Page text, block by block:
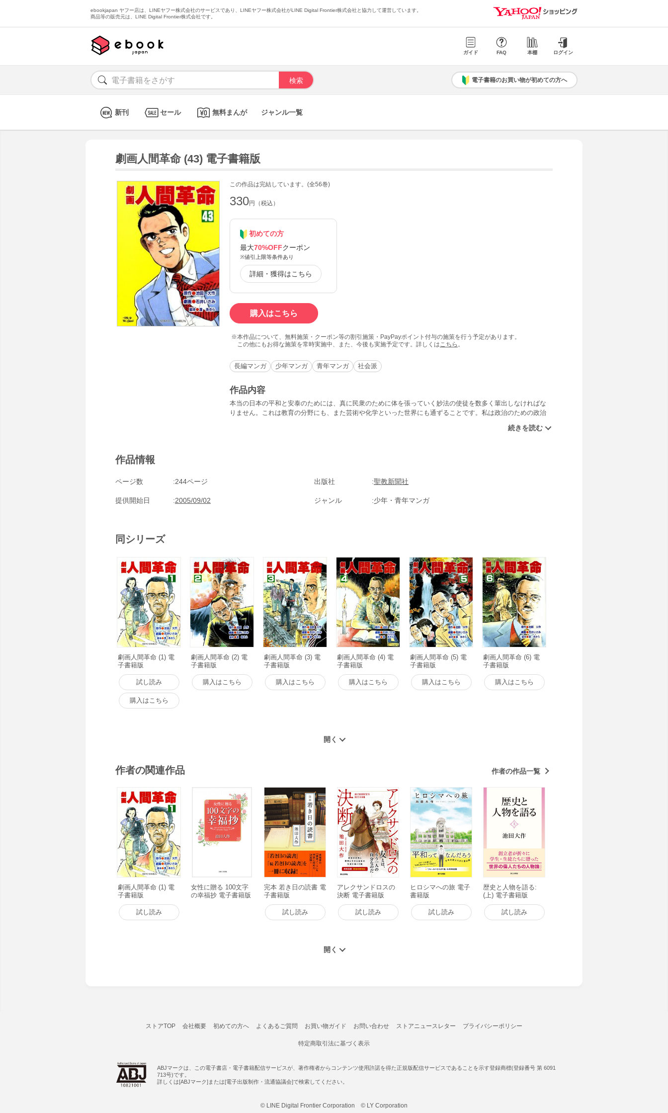
ebookjapan ヤフー店は、LINEヤフー株式会社のサービスであり、LINEヤフー株式会社がLINE Digital Frontier株式会社と協力して運営しています。
商品等の販売元は、LINE Digital Frontier株式会社です。
ガイド FAQ 本棚 ログイン
電子書籍のお買い物が初めての方へ
新刊 セール 無料まんが ジャンル一覧
劇画人間革命 (43) 電子書籍版
この作品は完結しています。(全56巻)
330円（税込）
初めての方
最大70%OFFクーポン
※値引上限等条件あり
詳細・獲得はこちら
購入はこちら
本作品について、無料施策・クーポン等の割引施策・PayPayポイント付与の施策を行う予定があります。
この他にもお得な施策を常時実施中、また、今後も実施予定です。詳しくは こちら 。
長編マンガ 少年マンガ 青年マンガ 社会派
作品内容
本当の日本の平和と安泰のためには、真に民衆のために体を張っていく妙法の使徒を数多く輩出しなければな
りません。これは教育の分野にも、また芸術や化学といった世界にも通ずることです。私は政治のための政治
作品情報
ページ数 244ページ 出版社 聖教新聞社
提供開始日 2005/09/02 ジャンル 少年・青年マンガ
同シリーズ
劇画人間革命 (1) 電
子書籍版
試し読み
購入はこちら
劇画人間革命 (2) 電
子書籍版
購入はこちら
劇画人間革命 (3) 電
子書籍版
購入はこちら
劇画人間革命 (4) 電
子書籍版
購入はこちら
劇画人間革命 (5) 電
子書籍版
購入はこちら
劇画人間革命 (6) 電
子書籍版
購入はこちら
作者の関連作品 作者の作品一覧
劇画人間革命 (1) 電
子書籍版
試し読み
女性に贈る 100文字
の幸福抄 電子書籍版
完本 若き日の読書 電
子書籍版
試し読み
アレクサンドロスの
決断 電子書籍版
試し読み
ヒロシマへの旅 電子
書籍版
試し読み
歴史と人物を語る:
(上) 電子書籍版
試し読み
ストアTOP 会社概要 初めての方へ よくあるご質問 お買い物ガイド お問い合わせ ストアニュースレター プライバシーポリシー
特定商取引法に基づく表示
ABJマークは、この電子書店・電子書籍配信サービスが、著作権者からコンテンツ使用許諾を得た正規版配信サービスであることを示す登録商標(登録番号 第 6091
713号)です。
詳しくは[ABJマーク]または[電子出版制作・流通協議会]で検索してください。
© LINE Digital Frontier Corporation © LY Corporation